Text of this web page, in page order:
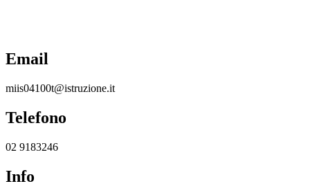
Email
miis04100t@istruzione.it
Telefono
02 9183246
Info